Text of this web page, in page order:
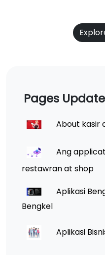
Pages Update
About kasir
Ang
restawran at shop
Aplikasi
Bengkel
Aplikasi